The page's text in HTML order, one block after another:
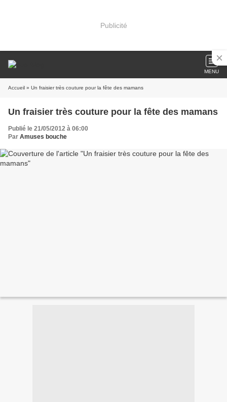
Publicité
MENU
Accueil » Un fraisier très couture pour la fête des mamans
Un fraisier très couture pour la fête des mamans
Publié le 21/05/2012 à 06:00
Par Amuses bouche